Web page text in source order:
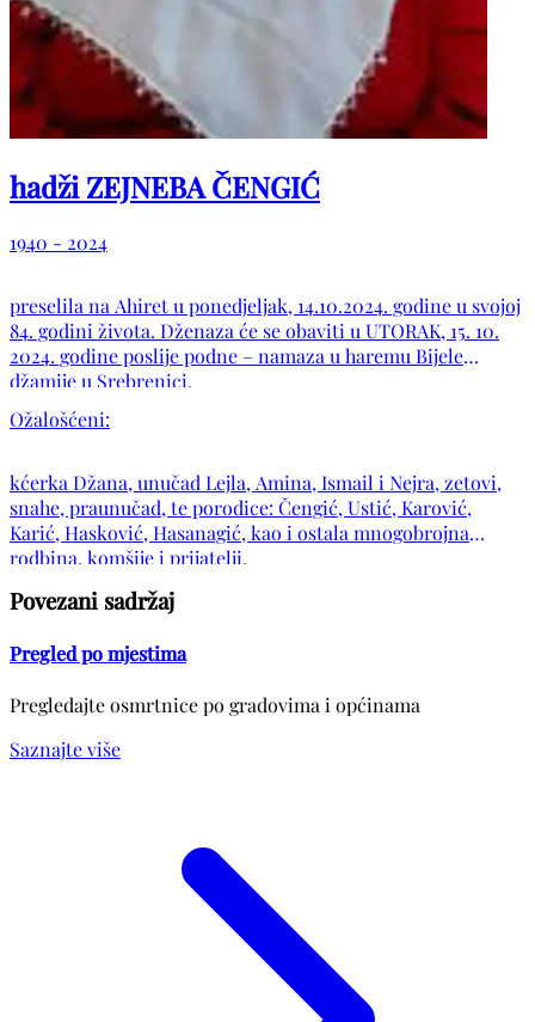
hadži ZEJNEBA ČENGIĆ
1940 - 2024
preselila na Ahiret u ponedjeljak, 14.10.2024. godine u svojoj
84. godini života. Dženaza će se obaviti u UTORAK, 15. 10.
2024. godine poslije podne – namaza u haremu Bijele
džamije u Srebrenici.
Ožalošćeni:
kćerka Džana, unučad Lejla, Amina, Ismail i Nejra, zetovi,
snahe, praunučad, te porodice: Čengić, Ustić, Karović,
Karić, Hasković, Hasanagić, kao i ostala mnogobrojna
rodbina, komšije i prijatelji.
Povezani sadržaj
Pregled po mjestima
Pregledajte osmrtnice po gradovima i općinama
Saznajte više